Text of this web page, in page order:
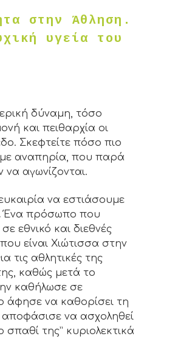
στην Άθληση.
υγεία του
δύναμη, τόσο
και πειθαρχία οι
Σκεφτείτε πόσο πιο
αναπηρία, που παρά
να αγωνίζονται.
να εστιάσουμε
Ένα πρόσωπο που
εθνικό και διεθνές
είναι Χιώτισσα στην
τις αθλητικές της
καθώς μετά το
καθήλωσε σε
άφησε να καθορίσει τη
αποφάσισε να ασχοληθεί
της” κυριολεκτικά